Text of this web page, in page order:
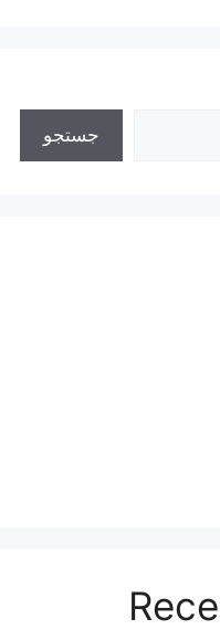
جستجو